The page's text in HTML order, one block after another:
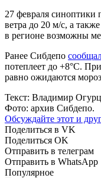
27 февраля синоптики
ветра до 20 м/с, а
в регионе возможны
Ранее Сибдепо
потеплеет до +8°С.
равно ожидаются
Текст: Владимир
Фото: архив Сибдепо.
Обсуждайте этот и
Поделиться в VK
Поделиться OK
Отправить в телеграм
Отправить в WhatsApp
Популярное